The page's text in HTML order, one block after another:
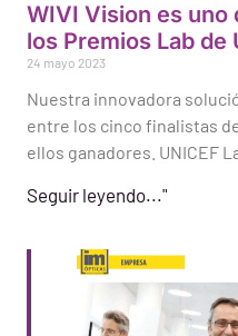
WIVI Vision es uno
los Premios Lab de
24 mayo 2023
Nuestra innovadora
entre los cinco finalistas
ellos ganadores. UNICEF
Seguir leyendo..."